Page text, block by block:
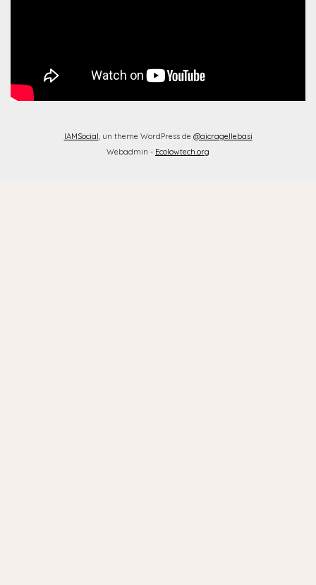
IAMSocial, un theme WordPress de @aicragellebasi
Webadmin - Ecolowtech.org